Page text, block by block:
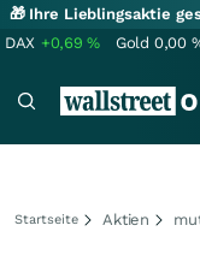
🎁 Ihre Lieblingsaktie
DAX +0,69% Gold 0,00
Startseite Aktien